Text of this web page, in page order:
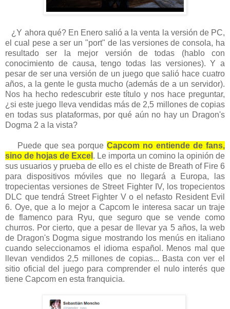
¿Y ahora qué? En Enero salió a la venta la versión de PC,
el cual pese a ser un "port" de las versiones de consola, ha
resultado ser la mejor versión de todas (hablo con
conocimiento de causa, tengo todas las versiones). Y a
pesar de ser una versión de un juego que salió hace cuatro
años, a la gente le gusta mucho (además de a un servidor).
Nos ha hecho redescubrir este título y nos hace preguntar,
¿si este juego lleva vendidas más de 2,5 millones de copias
en todas sus plataformas, por qué aún no hay un Dragon's
Dogma 2 a la vista?
Puede que sea porque Capcom no entiende de fans,
sino de hojas de Excel . Le importa un comino la opinión de
sus usuarios y prueba de ello es el chiste de Breath of Fire 6
para dispositivos móviles que no llegará a Europa, las
tropecientas versiones de Street Fighter IV, los tropecientos
DLC que tendrá Street Fighter V o el nefasto Resident Evil
6. Oye, que a lo mejor a Capcom le interesa sacar un traje
de flamenco para Ryu, que seguro que se vende como
churros. Por cierto, que a pesar de llevar ya 5 años, la web
de Dragon's Dogma sigue mostrando los menús en italiano
cuando seleccionamos el idioma español. Menos mal que
llevan vendidos 2,5 millones de copias... Basta con ver el
sitio oficial del juego para comprender el nulo interés que
tiene Capcom en esta franquicia.